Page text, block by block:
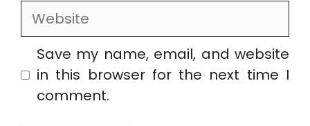
Website
Save my name, email, and website
in this browser for the next time I
comment.